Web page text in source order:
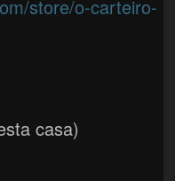
store/o-carteiro-
casa)